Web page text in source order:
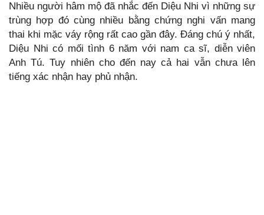
Nhiều người hâm mộ đã nhắc đến Diệu Nhi vì những sự
trùng hợp đó cùng nhiều bằng chứng nghi vấn mang
thai khi mặc váy rộng rất cao gần đây. Đáng chú ý nhất,
Diệu Nhi có mối tình 6 năm với nam ca sĩ, diễn viên
Anh Tú. Tuy nhiên cho đến nay cả hai vẫn chưa lên
tiếng xác nhận hay phủ nhận.